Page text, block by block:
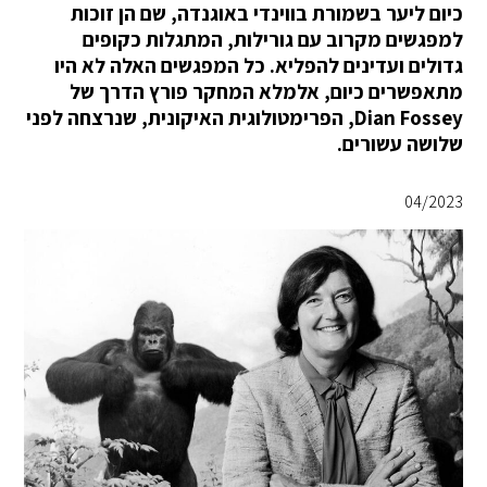
כיום ליער בשמורת בווינדי באוגנדה, שם הן זוכות
למפגשים מקרוב עם גורילות, המתגלות כקופים
גדולים ועדינים להפליא. כל המפגשים האלה לא היו
מתאפשרים כיום, אלמלא המחקר פורץ הדרך של
Dian Fossey, הפרימטולוגית האיקונית, שנרצחה לפני
שלושה עשורים.
04/2023